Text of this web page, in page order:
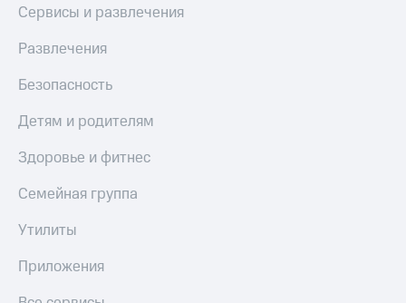
Сервисы и развлечения
Развлечения
Безопасность
Детям и родителям
Здоровье и фитнес
Семейная группа
Утилиты
Приложения